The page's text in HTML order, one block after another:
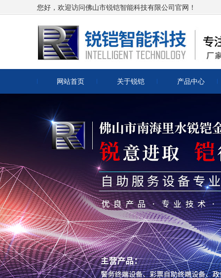
您好，欢迎访问佛山市锐铠智能科技有限公司官网！
网站首页 关于锐铠 产品中心